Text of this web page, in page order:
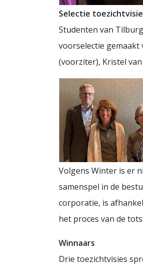
Selectie
Studenten van
voorselectie gemaakt
(voorziter), Kristel
Volgens Winter is er
samenspel in de
corporatie, is
het proces van de
Winnaars
Drie toezichtvisies